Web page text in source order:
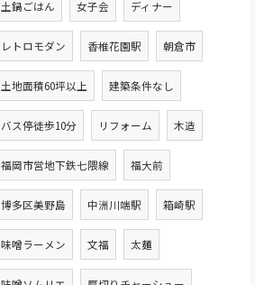
土鍋ごはん 女子会 ディナー
レトロモダン 香椎花園駅 朝倉市
土地面積60坪以上 建築条件なし
バス停徒歩10分 リフォーム 木造
福岡市営地下鉄七隈線 福大前
博多区美野島 中洲川端駅 箱崎駅
味噌ラーメン 文福 太麺